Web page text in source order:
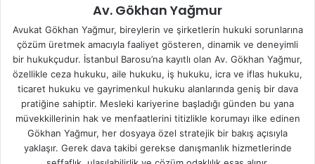
Av. Gökhan Yağmur
Avukat Gökhan Yağmur, bireylerin ve şirketlerin hukuki sorunlarına
çözüm üretmek amacıyla faaliyet gösteren, dinamik ve deneyimli
bir hukukçudur. İstanbul Barosu’na kayıtlı olan Av. Gökhan Yağmur,
özellikle ceza hukuku, aile hukuku, iş hukuku, icra ve iflas hukuku,
ticaret hukuku ve gayrimenkul hukuku alanlarında geniş bir dava
pratiğine sahiptir. Mesleki kariyerine başladığı günden bu yana
müvekkillerinin hak ve menfaatlerini titizlikle korumayı ilke edinen
Gökhan Yağmur, her dosyaya özel stratejik bir bakış açısıyla
yaklaşır. Gerek dava takibi gerekse danışmanlık hizmetlerinde